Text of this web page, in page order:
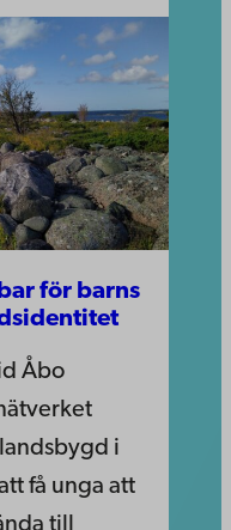
för barns
Åbo
i
få unga att
till